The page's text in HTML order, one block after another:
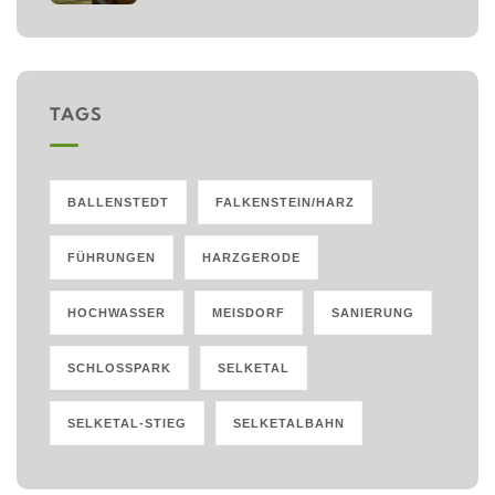
TAGS
BALLENSTEDT FALKENSTEIN/HARZ
FÜHRUNGEN HARZGERODE
HOCHWASSER MEISDORF SANIERUNG
SCHLOSSPARK SELKETAL
SELKETAL-STIEG SELKETALBAHN